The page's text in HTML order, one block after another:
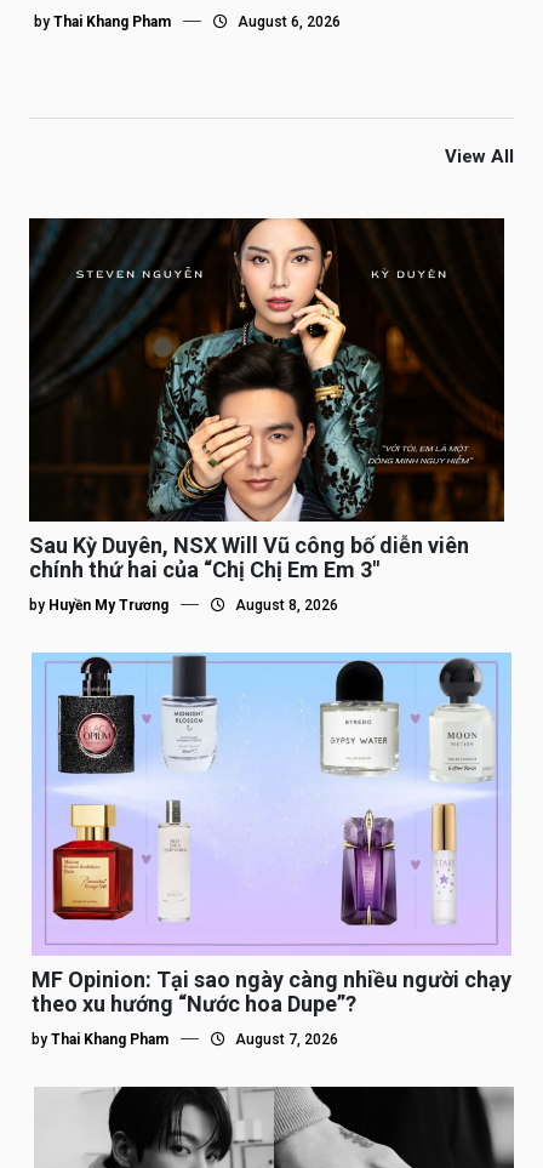
by Thai Khang Pham August 6, 2026
View All
Sau Kỳ Duyên, NSX Will Vũ công bố diễn viên
chính thứ hai của “Chị Chị Em Em 3″
by Huyền My Trương August 8, 2026
MF Opinion: Tại sao ngày càng nhiều người chạy
theo xu hướng “Nước hoa Dupe”?
by Thai Khang Pham August 7, 2026